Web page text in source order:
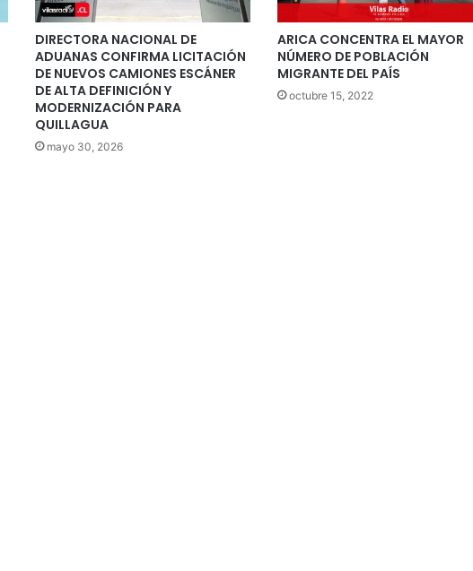
DIRECTORA NACIONAL DE
ADUANAS CONFIRMA LICITACIÓN
DE NUEVOS CAMIONES ESCÁNER
DE ALTA DEFINICIÓN Y
MODERNIZACIÓN PARA
QUILLAGUA
mayo 30, 2026
ARICA CONCENTRA EL MAYOR
NÚMERO DE POBLACIÓN
MIGRANTE DEL PAÍS
octubre 15, 2022